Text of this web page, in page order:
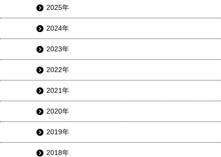
2025年
2024年
2023年
2022年
2021年
2020年
2019年
2018年